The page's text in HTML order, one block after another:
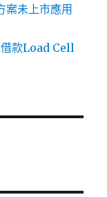
案未上市應用
借款Load Cell